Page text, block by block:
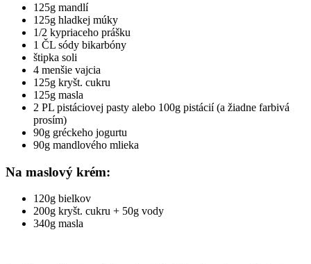
125g mandlí
125g hladkej múky
1/2 kypriaceho prášku
1 ČL sódy bikarbóny
štipka soli
4 menšie vajcia
125g kryšt. cukru
125g masla
2 PL pistáciovej pasty alebo 100g pistácií (a žiadne farbivá
prosím)
90g gréckeho jogurtu
90g mandlového mlieka
Na maslový krém:
120g bielkov
200g kryšt. cukru + 50g vody
340g masla